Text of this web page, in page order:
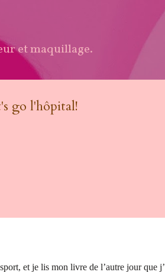
et maquillage.
go l'hôpital!
et je lis mon livre de l’autre jour que